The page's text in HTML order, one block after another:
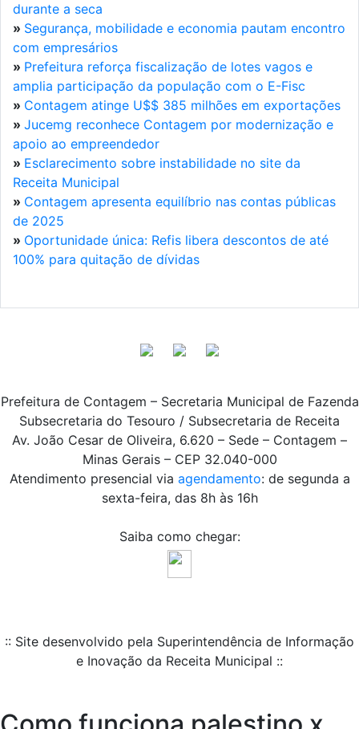
durante a seca
» Segurança, mobilidade e economia pautam encontro
com empresários
» Prefeitura reforça fiscalização de lotes vagos e
amplia participação da população com o E-Fisc
» Contagem atinge U$$ 385 milhões em exportações
» Jucemg reconhece Contagem por modernização e
apoio ao empreendedor
» Esclarecimento sobre instabilidade no site da
Receita Municipal
» Contagem apresenta equilíbrio nas contas públicas
de 2025
» Oportunidade única: Refis libera descontos de até
100% para quitação de dívidas
Prefeitura de Contagem – Secretaria Municipal de Fazenda
Subsecretaria do Tesouro / Subsecretaria de Receita
Av. João Cesar de Oliveira, 6.620 – Sede – Contagem –
Minas Gerais – CEP 32.040-000
Atendimento presencial via agendamento: de segunda a
sexta-feira, das 8h às 16h
Saiba como chegar:
:: Site desenvolvido pela Superintendência de Informação
e Inovação da Receita Municipal ::